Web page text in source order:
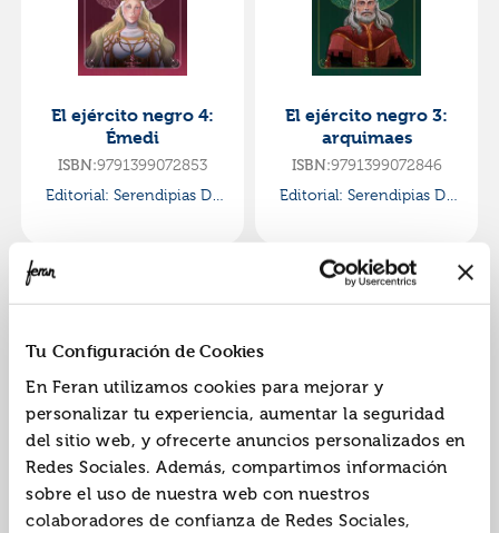
Tu Configuración de Cookies
En Feran utilizamos cookies para mejorar y
personalizar tu experiencia, aumentar la seguridad
del sitio web, y ofrecerte anuncios personalizados en
Redes Sociales. Además, compartimos información
sobre el uso de nuestra web con nuestros
colaboradores de confianza de Redes Sociales,
El ejército negro 4:
Émedi
ISBN:9791399072853
Editorial: Serendipias De
El ejército negro 3:
arquimaes
ISBN:9791399072846
Editorial: Serendipias De
El ejército negro 2:
alexia
ISBN:
9791399072839
El ejército negro 1:
adragón
ISBN:
9791399072822